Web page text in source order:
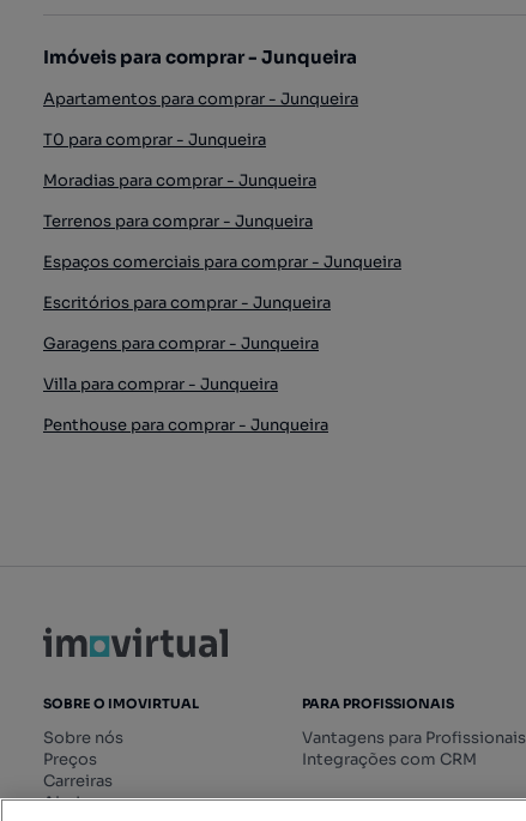
Imóveis para comprar - Junqueira
Apartamentos para comprar - Junqueira
T0 para comprar - Junqueira
Moradias para comprar - Junqueira
Terrenos para comprar - Junqueira
Espaços comerciais para comprar - Junqueira
Escritórios para comprar - Junqueira
Garagens para comprar - Junqueira
Villa para comprar - Junqueira
Penthouse para comprar - Junqueira
SOBRE O IMOVIRTUAL
Sobre nós
Preços
Carreiras
Ajuda
PARA PROFISSIONAIS
Vantagens para Profissionais
Integrações com CRM